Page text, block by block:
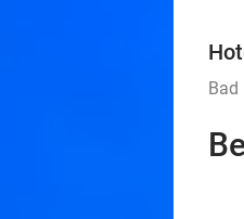
Bad